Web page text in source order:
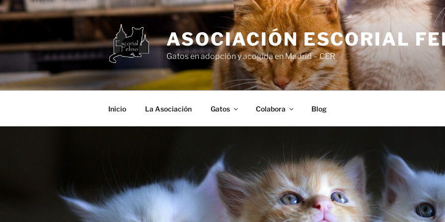
Saltar
al
ASOCIACIÓN ESCORIAL
Gatos en adopción y acogida en Madrid – CER
Inicio La Asociación Gatos Colabora Blog